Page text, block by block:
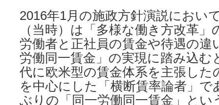
2016年1月の施政方針演説におい
（当時）は「多様な働き方改革
労働者と正社員の賃金や待遇の違
労働同一賃金」の実現に踏み込む
代に欧米型の賃金体系を主張した
を中心にした「横断賃率論者」で
ぶりの「同一労働同一賃金」とい